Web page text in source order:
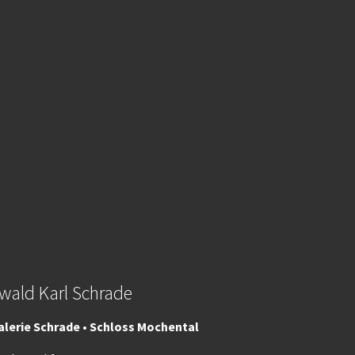
Karl Schrade
Schrade • Schloss Mochental